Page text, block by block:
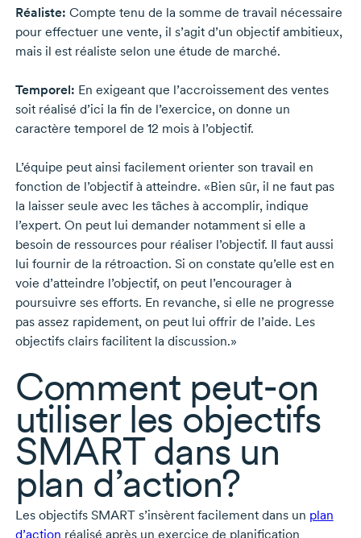
Réaliste: Compte tenu de la somme de travail nécessaire
pour effectuer une vente, il s’agit d’un objectif ambitieux,
mais il est réaliste selon une étude de marché.
Temporel: En exigeant que l’accroissement des ventes
soit réalisé d’ici la fin de l’exercice, on donne un
caractère temporel de 12 moisà l’objectif.
L’équipe peut ainsi facilement orienter son travail en
fonction de l’objectif à atteindre. «Bien sûr, il ne faut pas
la laisser seule avec les tâches à accomplir, indique
l’expert. On peut lui demander notamment si elle a
besoin de ressources pour réaliser l’objectif. Il faut aussi
lui fournir de la rétroaction. Si on constate qu’elle est en
voie d’atteindre l’objectif, on peut l’encourager à
poursuivre ses efforts. En revanche, si elle ne progresse
pas assez rapidement, on peut lui offrir de l’aide. Les
objectifs clairs facilitent la discussion.»
Comment peut-on
utiliser les objectifs
SMART dans un
plan d’action?
Les objectifs SMART s’insèrent facilement dans un plan
d’action réalisé après un exercice de planification